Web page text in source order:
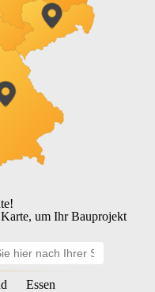
um Ihr Bauprojekt
Essen